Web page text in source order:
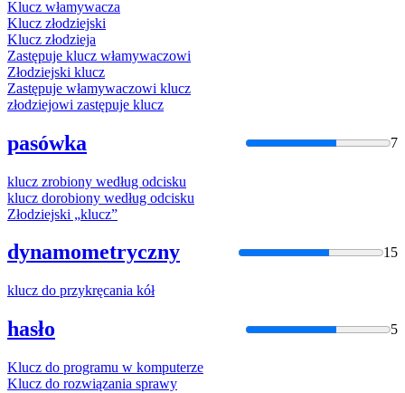
Klucz włamywacza
Klucz złodziejski
Klucz złodzieja
Zastępuje klucz włamywaczowi
Złodziejski klucz
Zastępuje włamywaczowi klucz
złodziejowi zastępuje klucz
pasówka 7
klucz zrobiony według odcisku
klucz dorobiony według odcisku
Złodziejski „klucz”
dynamometryczny 15
klucz do przykręcania kół
hasło 5
Klucz do programu w komputerze
Klucz do rozwiązania sprawy